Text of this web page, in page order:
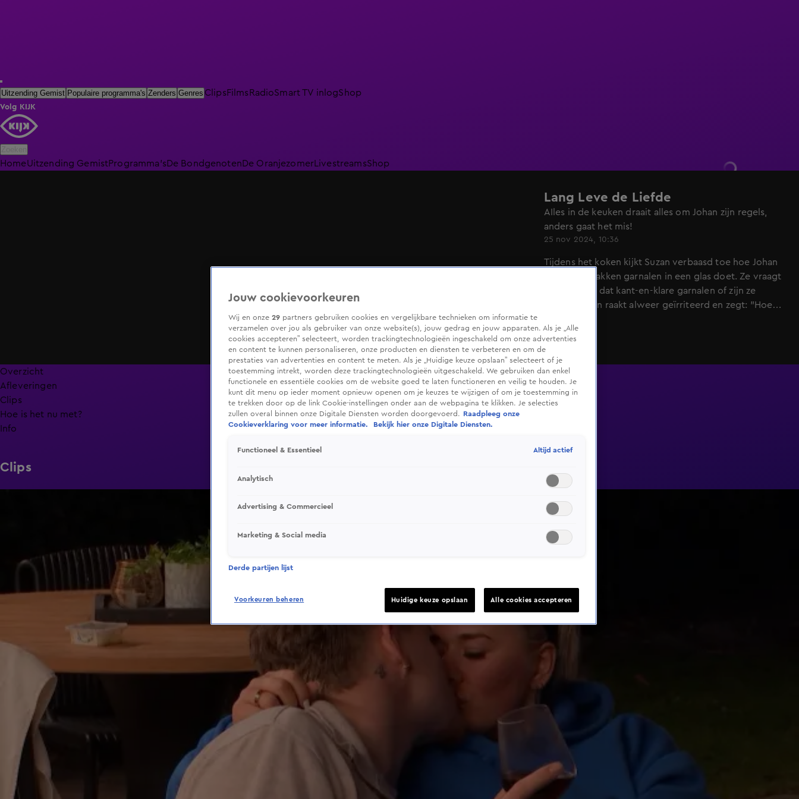
Uitzending Gemist Populaire programma's Zenders Genres ClipsFilmsRadioSmart TV inlogShop
Volg KIJK
HomeUitzending GemistProgramma'sDe BondgenotenDe Oranjezomer LivestreamsShop
Lang Leve de Liefde
AIles in de keuken draait alles om Johan zijn regels,
anders gaat het mis!
25 nov 2024, 10:36
Tijdens het koken kijkt Suzan verbaasd toe hoe Johan
de niet-gebakken garnalen in een glas doet. Ze vraagt
zich af: "Zijn dat kant-en-klare garnalen of zijn ze
rauw?" Johan raakt alweer geïrriteerd en zegt: "Hoe
opdracht om de krieltjes in de pan te laten rusten.
Alles moet precies zoals Johan het wil, anders gaat het
mis. Zou Suzan uiteindelijk de keuken overnemen, of
blijft Johan de baas achter de pannen?
Overzicht
Afleveringen
Clips
Hoe is het nu met?
Info
Clips
Jouw cookievoorkeuren
Wij en onze 29 partners gebruiken cookies en vergelijkbare technieken om informatie te
verzamelen over jou als gebruiker van onze website(s), jouw gedrag en jouw apparaten. Als je „Alle
cookies accepteren” selecteert, worden trackingtechnologieën ingeschakeld om onze advertenties
en content te kunnen personaliseren, onze producten en diensten te verbeteren en om de
prestaties van advertenties en content te meten. Als je „Huidige keuze opslaan” selecteert of je
toestemming intrekt, worden deze trackingtechnologieën uitgeschakeld. We gebruiken dan enkel
functionele en essentiële cookies om de website goed te laten functioneren en veilig te houden. Je
kunt dit menu op ieder moment opnieuw openen om je keuzes te wijzigen of om je toestemming in
te trekken door op de link Cookie-instellingen onder aan de webpagina te klikken. Je selecties
zullen overal binnen onze Digitale Diensten worden doorgevoerd.
Raadpleeg onze
Cookieverklaring voor meer informatie.
Bekijk hier onze Digitale Diensten.
Functioneel & Essentieel Altijd actief
Analytisch
Advertising & Commercieel
Marketing & Social media
Derde partijen lijst
Voorkeuren beheren Huidige keuze opslaan Alle cookies accepteren